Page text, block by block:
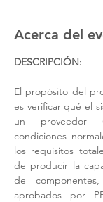
Acerca del
DESCRIPCIÓN:
El propósito del
es verificar qué el
un proveedor
condiciones
los requisitos
de producir la
de
aprobados por